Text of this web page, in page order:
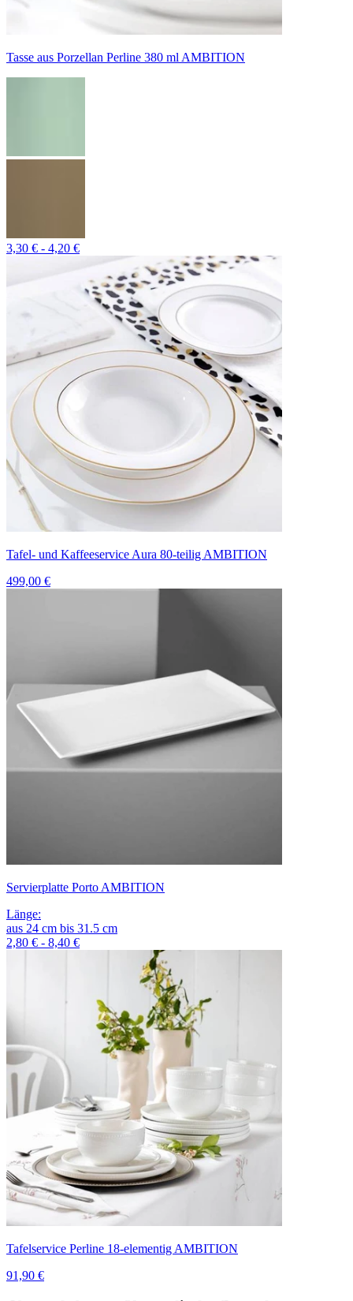
Tasse aus Porzellan Perline 380 ml AMBITION
3,30 € - 4,20 €
Tafel- und Kaffeeservice Aura 80-teilig AMBITION
499,00 €
Servierplatte Porto AMBITION
Länge:
aus 24 cm bis 31.5 cm
2,80 € - 8,40 €
Tafelservice Perline 18-elementig AMBITION
91,90 €